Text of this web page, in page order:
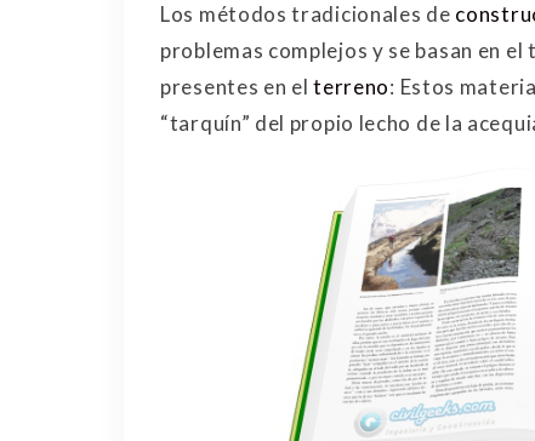
Los métodos tradicionales de
problemas complejos y se basan en
presentes en elterreno: Estos
“tarquín” del propio lecho de la